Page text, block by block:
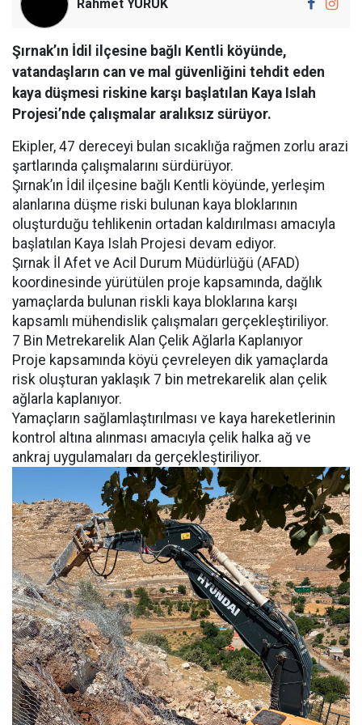
Rahmet YÜRÜK
Şırnak’ın İdil ilçesine bağlı Kentli köyünde,
vatandaşların can ve mal güvenliğini tehdit eden
kaya düşmesi riskine karşı başlatılan Kaya Islah
Projesi’nde çalışmalar aralıksız sürüyor.
Ekipler, 47 dereceyi bulan sıcaklığa rağmen zorlu arazi
şartlarında çalışmalarını sürdürüyor.
Şırnak’ın İdil ilçesine bağlı Kentli köyünde, yerleşim
alanlarına düşme riski bulunan kaya bloklarının
oluşturduğu tehlikenin ortadan kaldırılması amacıyla
başlatılan Kaya Islah Projesi devam ediyor.
Şırnak İl Afet ve Acil Durum Müdürlüğü (AFAD)
koordinesinde yürütülen proje kapsamında, dağlık
yamaçlarda bulunan riskli kaya bloklarına karşı
kapsamlı mühendislik çalışmaları gerçekleştiriliyor.
7 Bin Metrekarelik Alan Çelik Ağlarla Kaplanıyor
Proje kapsamında köyü çevreleyen dik yamaçlarda
risk oluşturan yaklaşık 7 bin metrekarelik alan çelik
ağlarla kaplanıyor.
Yamaçların sağlamlaştırılması ve kaya hareketlerinin
kontrol altına alınması amacıyla çelik halka ağ ve
ankraj uygulamaları da gerçekleştiriliyor.